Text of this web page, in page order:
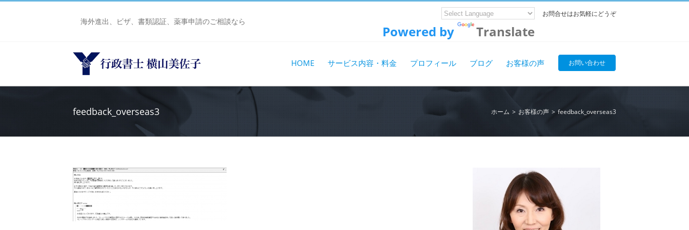
海外進出、ビザ、書類認証、薬事申請のご相談なら
お問合せはお気軽にどうぞ
Powered by Translate
HOME サービス内容・料金 プロフィール ブログ お客様の声 お問い合わせ
feedback_overseas3 ホーム > お客様の声 > feedback_overseas3